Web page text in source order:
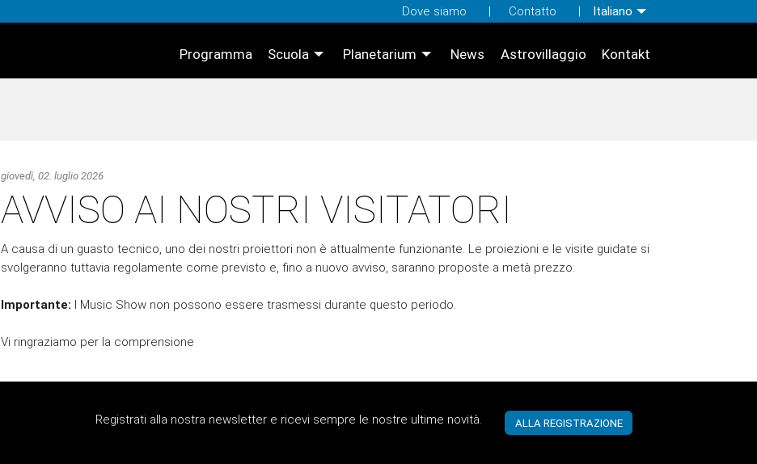
Dove siamo Contatto Italiano
Programma Scuola Planetarium News Astrovillaggio Kontakt
giovedì, 02. luglio 2026
AVVISO AI NOSTRI VISITATORI
A causa di un guasto tecnico, uno dei nostri proiettori non è attualmente funzionante. Le proiezioni e le visite guidate si
svolgeranno tuttavia regolamente come previsto e, fino a nuovo avviso, saranno proposte a metà prezzo.
Importante: I Music Show non possono essere trasmessi durante questo periodo.
Vi ringraziamo per la comprensione
Registrati alla nostra newsletter e ricevi sempre le nostre ultime novità.